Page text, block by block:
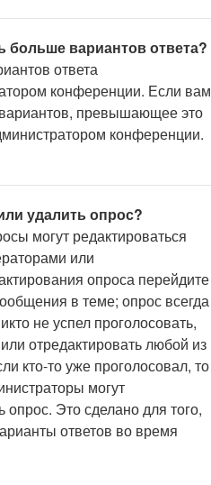
больше вариантов ответа?
ответа
конференции. Если вам
превышающее это
конференции.
удалить опрос?
могут редактироваться
или
опроса перейдите
в теме; опрос всегда
не успел проголосовать,
отредактировать любой из
кто-то уже проголосовал, то
могут
опрос. Это сделано для того,
ответов во время